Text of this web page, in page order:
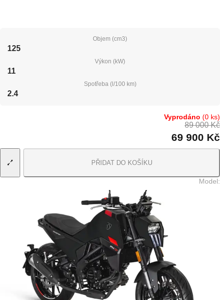
Objem (cm3)
125
Výkon (kW)
11
Spotřeba (l/100 km)
2.4
Vyprodáno (0 ks)
89 000 Kč
69 900 Kč
PŘIDAT DO KOŠÍKU
Model: